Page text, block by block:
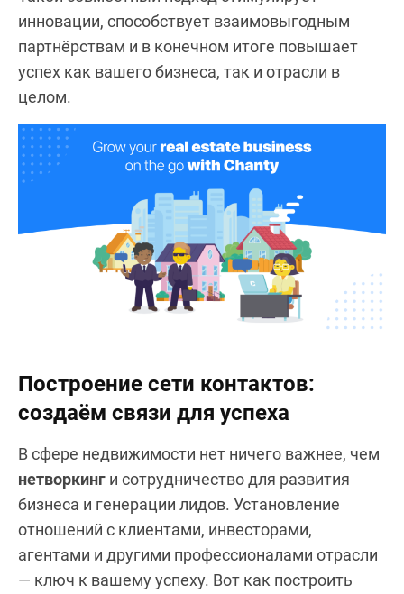
инновации, способствует взаимовыгодным
партнёрствам и в конечном итоге повышает
успех как вашего бизнеса, так и отрасли в
целом.
Построение сети контактов:
создаём связи для успеха
В сфере недвижимости нет ничего важнее, чем
нетворкинг и сотрудничество для развития
бизнеса и генерации лидов. Установление
отношений с клиентами, инвесторами,
агентами и другими профессионалами отрасли
— ключ к вашему успеху. Вот как построить